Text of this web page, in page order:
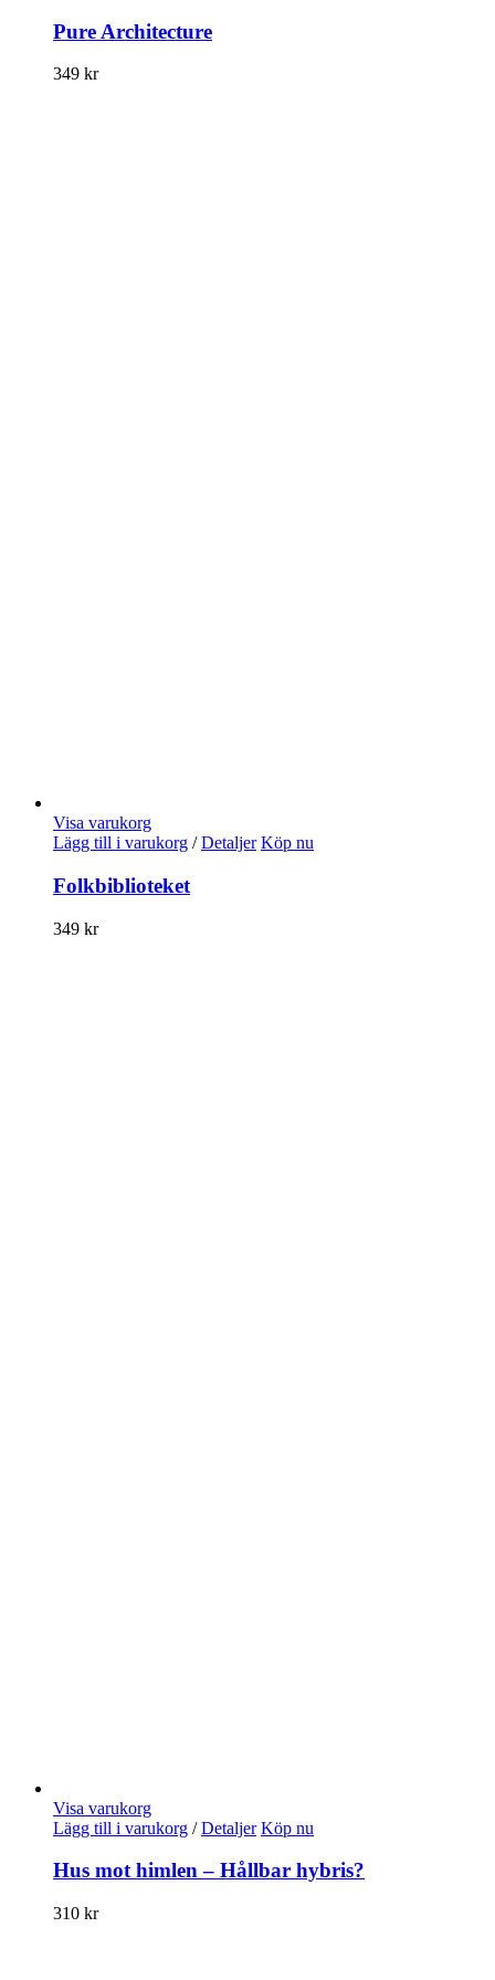
Pure Architecture
349 kr
Visa varukorg
Lägg till i varukorg / Detaljer Köp nu
Folkbiblioteket
349 kr
Visa varukorg
Lägg till i varukorg / Detaljer Köp nu
Hus mot himlen – Hållbar hybris?
310 kr